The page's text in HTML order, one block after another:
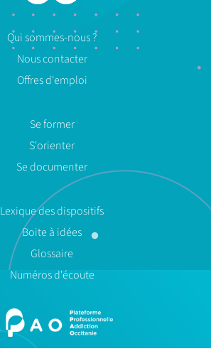
Qui sommes-nous ?
Nous contacter
Offres d'emploi
Se former
S'orienter
Se documenter
Lexique des dispositifs
Boite à idées
Glossaire
Numéros d'écoute